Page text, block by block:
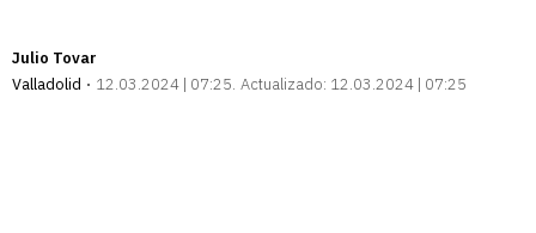
Julio Tovar
Valladolid
12.03.2024 | 07:25 Actualizado: 12.03.2024 | 07:25